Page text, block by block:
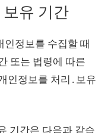
유 기간
정보를 수집할 때
또는 법령에 따른
인정보를 처리․보유
기간은 다음과 같습